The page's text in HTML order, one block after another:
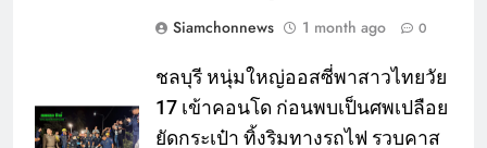
Siamchonnews
1 month ago 0
ชลบุรี หนุ่มใหญ่ออสซี่พาสาวไทยวัย
17 เข้าคอนโด ก่อนพบเป็นศพเปลือย
ยัดกระเป๋า ทิ้งริมทางรถไฟ รวบคาส